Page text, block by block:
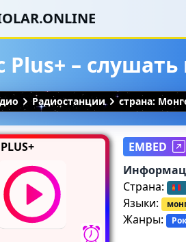
Plus+ –
Радиостанции страна:
EMBED
Страна:
Языки:
Жанры: Рок